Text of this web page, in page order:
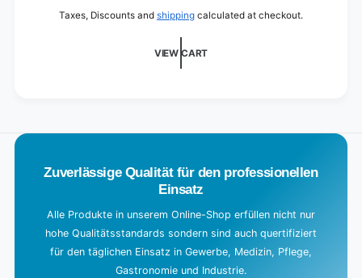
Taxes, Discounts and shipping calculated at checkout.
VIEW CART
Zuverlässige Qualität für den professionellen
Einsatz
Alle Produkte in unserem Online-Shop erfüllen nicht nur
hohe Qualitätsstandards sondern sind auch quertifiziert
für den täglichen Einsatz in Gewerbe, Medizin, Pflege,
Gastronomie und Industrie.